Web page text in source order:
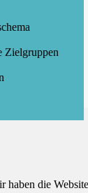
Zielgruppen
die